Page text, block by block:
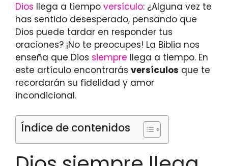
Dios llega a tiempo versículo: ¿Alguna vez te
has sentido desesperado, pensando que
Dios puede tardar en responder tus
oraciones? ¡No te preocupes! La Biblia nos
enseña que Dios siempre llega a tiempo. En
este artículo encontrarás versículos que te
recordarán su fidelidad y amor
incondicional.
Índice de contenidos